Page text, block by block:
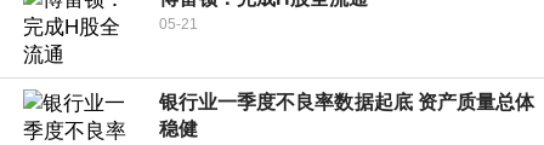
05-21
银行业一季度不良率数据起底 资产质量总体
稳健